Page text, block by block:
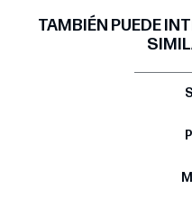
TAMBIÉN PUEDE